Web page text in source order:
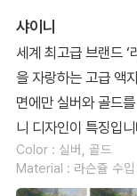
샤이니
세계 최고급 브랜드 ‘
을 자랑하는 고급 액
면에만 실버와 골드
니 디자인이 특징입
Color : 실버, 골드
Material : 라슨쥴 수입